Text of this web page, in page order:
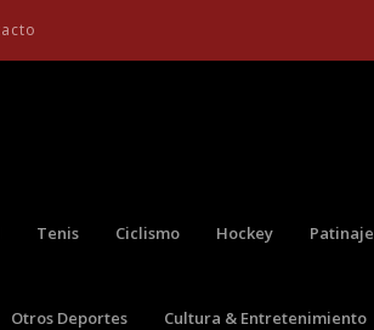
Tenis Ciclismo Hockey Patinaje
Otros Deportes Cultura & Entretenimiento